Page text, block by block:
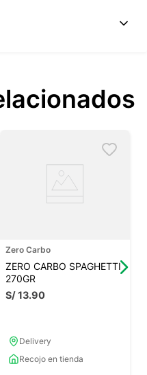
Zero Carbo
ZERO CARBO SPAGHETTI
270GR
S/13.90
Delivery
Recojo en tienda